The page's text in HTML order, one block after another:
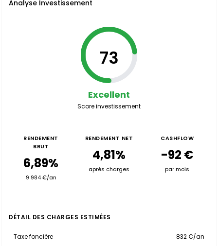
Analyse Investissement
73
Excellent
Score investissement
RENDEMENT
BRUT
6,89%
9 984 €/an
RENDEMENT NET
4,81%
après charges
CASHFLOW
-92 €
par mois
DÉTAIL DES CHARGES ESTIMÉES
Taxe foncière 832 €/an